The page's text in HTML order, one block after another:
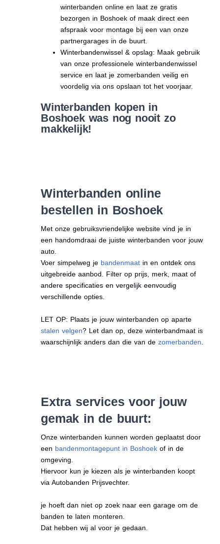
winterbanden online en laat ze gratis
bezorgen in Boshoek of maak direct een
afspraak voor montage bij een van onze
partnergarages in de buurt.
Winterbandenwissel & opslag: Maak gebruik
van onze professionele winterbandenwissel
service en laat je zomerbanden veilig en
voordelig via ons opslaan tot het voorjaar.
Winterbanden kopen in
Boshoek was nog nooit zo
makkelijk!
Winterbanden online
bestellen in Boshoek
Met onze gebruiksvriendelijke website vind je in
een handomdraai de juiste winterbanden voor jouw
auto.
Voer simpelweg je bandenmaat in en ontdek ons
uitgebreide aanbod. Filter op prijs, merk, maat of
andere specificaties en vergelijk eenvoudig
verschillende opties.
LET OP: Plaats je jouw winterbanden op aparte
stalen velgen? Let dan op, deze winterbandmaat is
waarschijnlijk anders dan die van dezomerbanden
Extra services voor jouw
gemak in de buurt:
Onze winterbanden kunnen worden geplaatst door
een bandenmontagepunt in Boshoek of in de
omgeving.
Hiervoor kun je kiezen als je winterbanden koopt
via Autobanden Prijsvechter.
je hoeft dan niet op zoek naar een garage om de
banden te laten monteren.
Dat hebben wij al voor je gedaan.